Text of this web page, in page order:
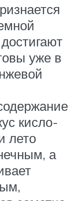
уже в
кисло-
лето
а